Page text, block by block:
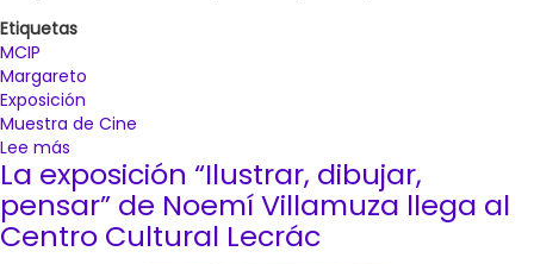
Etiquetas
MCIP
Margareto
Exposición
Muestra de Cine
Lee más
La
Muestra
de
Cine
La exposición “Ilustrar, dibujar,
pensar” de Noemí Villamuza llega al
Centro Cultural Lecrác